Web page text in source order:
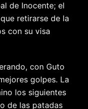
de Inocente; el
retirarse de la
con su visa
con Guto
golpes. La
los siguientes
de las patadas